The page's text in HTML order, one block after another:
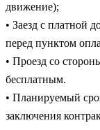
движение);
• Заезд с платной
перед пунктом
• Проезд со
бесплатным.
• Планируемый
заключения